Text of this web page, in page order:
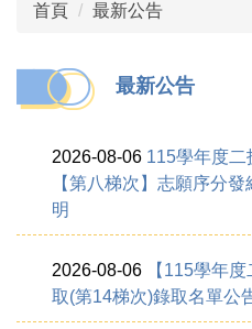
首頁 最新公告
最新公告
2026-08-06 115學年度二
【第八梯次】志願序分
明
2026-08-06
【115學年
取(第14梯次)錄取名單公